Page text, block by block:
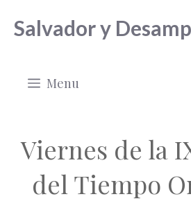
Salvador y
Menu
Viernes de la
del Tiempo